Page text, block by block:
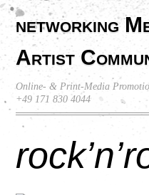
networking
Artist
Online- & Print-Media
+49 171 830 4044